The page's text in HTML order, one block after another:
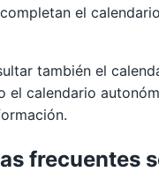
el
también el
el calendario
frecuentes